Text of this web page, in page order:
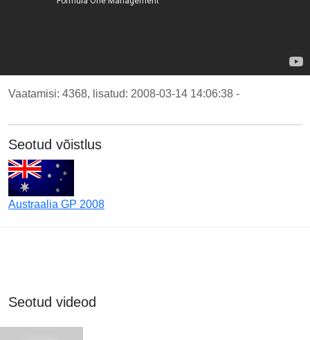
Vaatamisi: 4368, lisatud: 2008-03-14 14:06:38 -
Seotud võistlus
Austraalia GP 2008
Seotud videod